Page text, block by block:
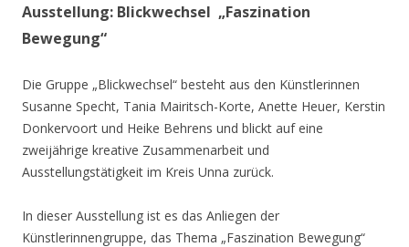
Ausstellung: Blickwechsel „Faszination
Bewegung“
Die Gruppe „Blickwechsel“ besteht aus den Künstlerinnen
Susanne Specht, Tania Mairitsch-Korte, Anette Heuer, Kerstin
Donkervoort und Heike Behrens und blickt auf eine
zweijährige kreative Zusammenarbeit und
Ausstellungstätigkeit im Kreis Unna zurück.
In dieser Ausstellung ist es das Anliegen der
Künstlerinnengruppe, das Thema „Faszination Bewegung“